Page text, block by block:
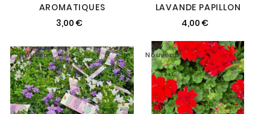
AROMATIQUES
3,00 €
LAVANDE PAPILLON
4,00 €
Nouveau Nouveau